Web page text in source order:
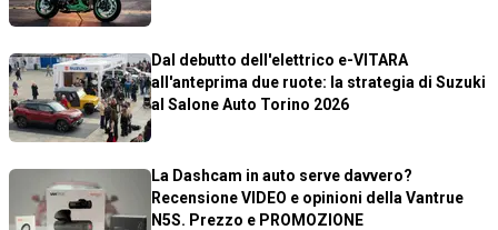
Dal debutto dell'elettrico e-VITARA
all'anteprima due ruote: la strategia di Suzuki
al Salone Auto Torino 2026
La Dashcam in auto serve davvero?
Recensione VIDEO e opinioni della Vantrue
N5S. Prezzo e PROMOZIONE